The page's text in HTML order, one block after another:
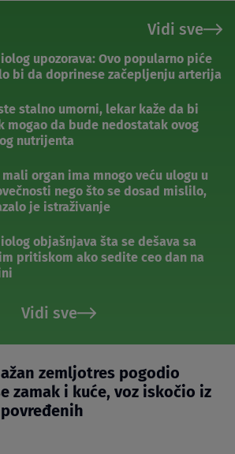
Vidi sve
upozorava: Ovo popularno piće
bi da doprinese začepljenju arterija
stalno umorni, lekar kaže da bi
mogao da bude nedostatak ovog
nutrijenta
mali organ ima mnogo veću ulogu u
nego što se dosad mislilo,
je istraživanje
objašnjava šta se dešava sa
pritiskom ako sedite ceo dan na
Vidi sve
zemljotres pogodio
zamak i kuće, voz iskočio iz